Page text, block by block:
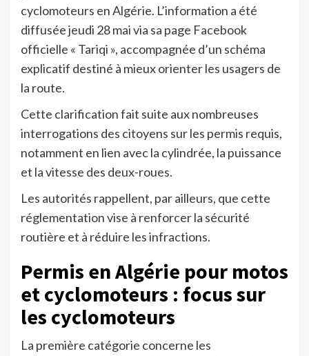
cyclomoteurs en Algérie. L’information a été
diffusée jeudi 28 mai via sa page Facebook
officielle « Tariqi », accompagnée d’un schéma
explicatif destiné à mieux orienter les usagers de
la route.
Cette clarification fait suite aux nombreuses
interrogations des citoyens sur les permis requis,
notamment en lien avec la cylindrée, la puissance
et la vitesse des deux-roues.
Les autorités rappellent, par ailleurs, que cette
réglementation vise à renforcer la sécurité
routière et à réduire les infractions.
Permis en Algérie pour motos
et cyclomoteurs : focus sur
les cyclomoteurs
La première catégorie concerne les